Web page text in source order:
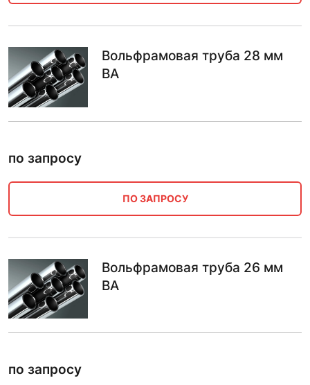
Вольфрамовая труба 28 мм
ВА
по запросу
ПО ЗАПРОСУ
Вольфрамовая труба 26 мм
ВА
по запросу